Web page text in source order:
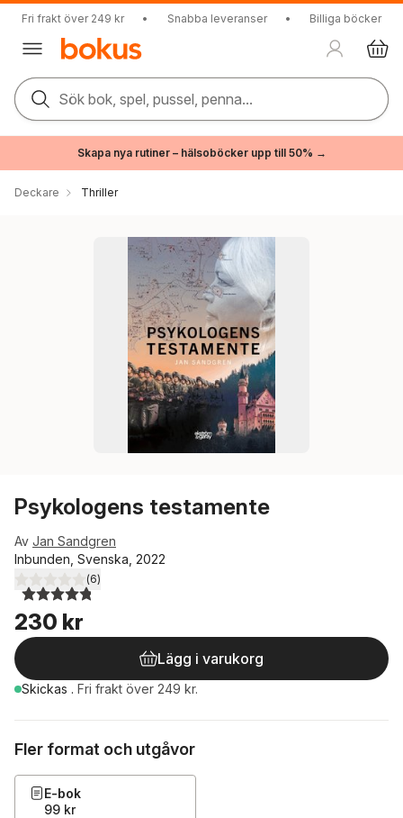
Fri frakt över 249 kr • Snabba leveranser • Billiga böcker
Sök bok, spel, pussel, penna...
Skapa nya rutiner – hälsoböcker upp till 50% →
Deckare Thriller
Psykologens testamente
Av Jan Sandgren
Inbunden, Svenska, 2022
4,8utav 5 stjärnor. Totalt antal röster:
(6)
230 kr
Lägg i varukorg
Skickas . Fri frakt över 249 kr.
Fler format och utgåvor
E-bok
99 kr